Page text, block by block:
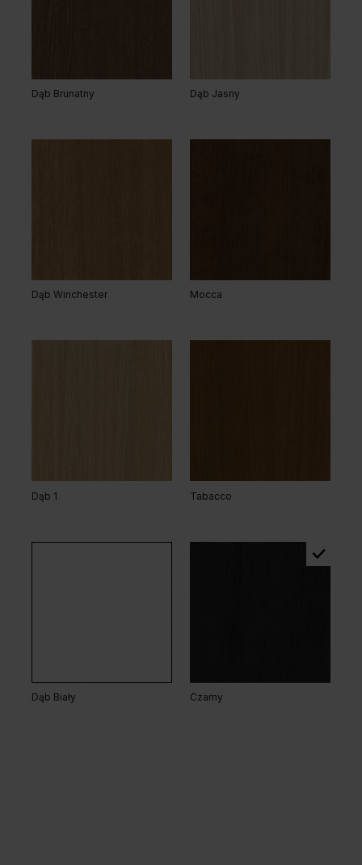
Dąb Brunatny Dąb Jasny
Dąb Winchester Mocca
Dąb 1 Tabacco
Dąb Biały Czarny